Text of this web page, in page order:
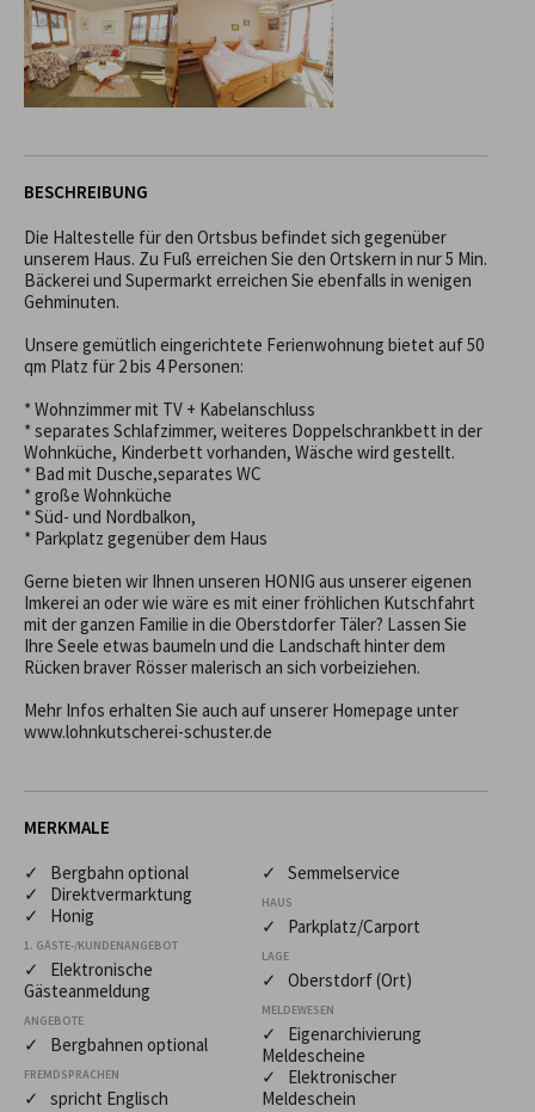
BESCHREIBUNG
Die Haltestelle für den Ortsbus befindet sich gegenüber
unserem Haus. Zu Fuß erreichen Sie den Ortskern in nur 5 Min.
Bäckerei und Supermarkt erreichen Sie ebenfalls in wenigen
Gehminuten.
Unsere gemütlich eingerichtete Ferienwohnung bietet auf 50
qm Platz für 2 bis 4 Personen:
* Wohnzimmer mit TV + Kabelanschluss
* separates Schlafzimmer, weiteres Doppelschrankbett in der
Wohnküche, Kinderbett vorhanden, Wäsche wird gestellt.
* Bad mit Dusche,separates WC
* große Wohnküche
* Süd- und Nordbalkon,
* Parkplatz gegenüber dem Haus
Gerne bieten wir Ihnen unseren HONIG aus unserer eigenen
Imkerei an oder wie wäre es mit einer fröhlichen Kutschfahrt
mit der ganzen Familie in die Oberstdorfer Täler? Lassen Sie
Ihre Seele etwas baumeln und die Landschaft hinter dem
Rücken braver Rösser malerisch an sich vorbeiziehen.
Mehr Infos erhalten Sie auch auf unserer Homepage unter
www.lohnkutscherei-schuster.de
MERKMALE
✓ Bergbahn optional
✓ Direktvermarktung
✓ Honig
1. GÄSTE-/KUNDENANGEBOT
✓ Elektronische
Gästeanmeldung
ANGEBOTE
✓ Bergbahnen optional
FREMDSPRACHEN
✓ spricht Englisch
✓ Semmelservice
HAUS
✓ Parkplatz/Carport
LAGE
✓ Oberstdorf (Ort)
MELDEWESEN
✓ Eigenarchivierung
Meldescheine
✓ Elektronischer
Meldeschein